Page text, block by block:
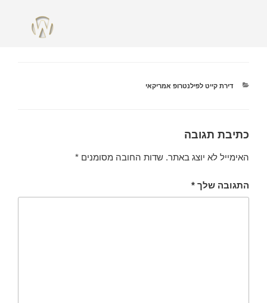
דירת קייט לפילנטרופ אמריקאי
כתיבת תגובה
האימייל לא יוצג באתר. שדות החובה מסומנים *
התגובה שלך *